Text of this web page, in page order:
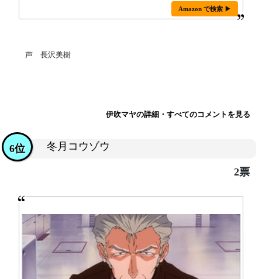
Amazon で検索 ▶
声 長沢美樹
伊吹マヤの詳細・すべてのコメントを見る
冬月コウゾウ
6位
2票